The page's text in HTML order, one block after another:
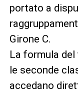
portato a
Girone C.
La formula del
le seconde
accedano